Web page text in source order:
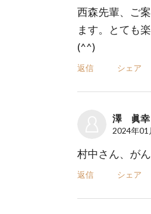
西森先輩、ご
ます。とても
(^^)
返信 シェア
澤 眞幸
2024年01
村中さん、が
返信 シェア